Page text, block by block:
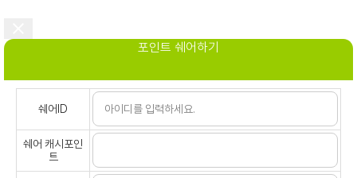
포인트 쉐어하기
쉐어ID
쉐어 캐시포인
트